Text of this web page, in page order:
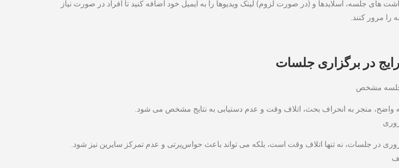
‌های جلسه، اسلایدها و (در صورت لزوم) لینک ویدیوها را به ایمیل خود اضافه کنید تا افراد در صورت نیاز
را مرور کنند.
در برگزاری جلسات
جلسه مشخص
واضح، منجر به انحراف بحث، اتلاف وقت و عدم دستیابی به نتایج مشخص می ‌شود.
در جلسات، نه تنها اتلاف وقت است، بلکه می ‌تواند باعث حواس‌پرتی و عدم تمرکز سایرین نیز شود.